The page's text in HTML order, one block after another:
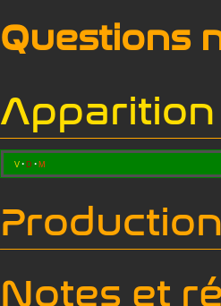
Questions
v d m
Notes et